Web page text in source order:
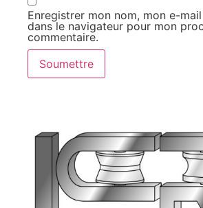
Enregistrer mon nom, mon e-
dans le navigateur pour mon
commentaire.